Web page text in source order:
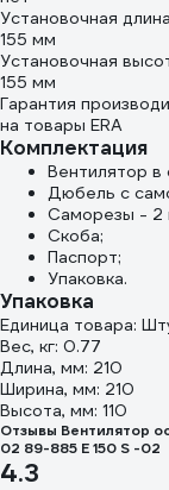
Установочная длина
155 мм
Установочная
155 мм
Гарантия
на товары ERA
Комплектация
Вентилятор в
Дюбель с
Саморезы - 2
Скоба;
Паспорт;
Упаковка.
Упаковка
Единица товара:
Вес, кг: 0.77
Длина, мм: 210
Ширина, мм: 210
Высота, мм: 110
Отзывы Вентилятор
02 89-885 E 150 S -02
4.3